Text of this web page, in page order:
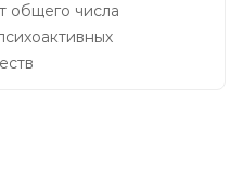
общего числа